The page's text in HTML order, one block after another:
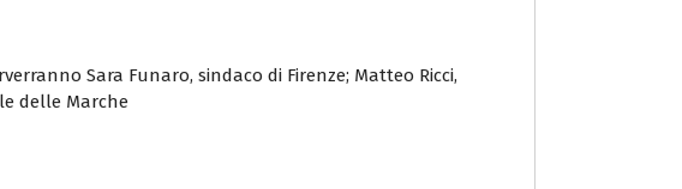
Sara Funaro, sindaco di Firenze; Matteo Ricci,
delle Marche